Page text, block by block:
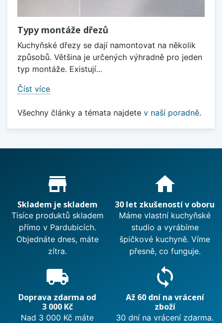
Typy montáže dřezů
Kuchyňské dřezy se dají namontovat na několik
způsobů. Většina je určených výhradně pro jeden
typ montáže. Existují...
Číst více
Všechny články a témata najdete v naší poradně.
Proč nakupovat u nás?
store_mall_directory
Skladem je skladem
Tisíce produktů skladem
přímo v Pardubicích.
Objednáte dnes, máte
zítra.
home
30 let zkušeností v oboru
Máme vlastní kuchyňské
studio a vyrábíme
špičkové kuchyně. Víme
přesně, co funguje.
local_shipping
Doprava zdarma od
3 000 Kč
Nad 3 000 Kč máte
sync
Až 60 dní na vrácení
zboží
30 dní na vrácení zdarma.